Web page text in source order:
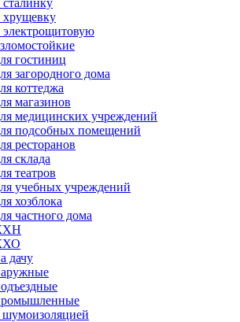
хрущевку
электрощитовую
гостиниц
загородного дома
коттеджа
магазинов
медицинских учреждений
подсобных помещений
ресторанов
склада
театров
учебных учреждений
хозблока
частного дома
дачу
шумоизоляцией